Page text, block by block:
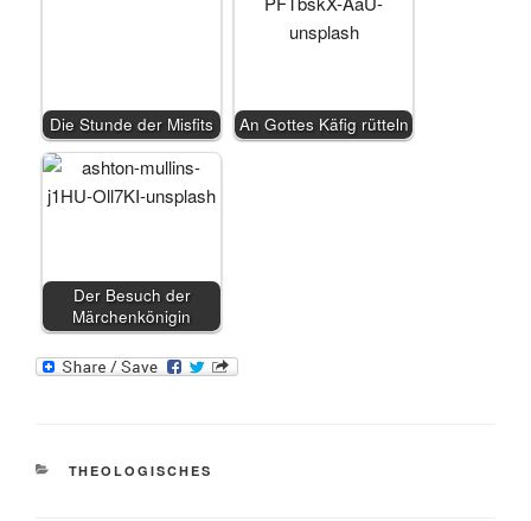
Die Stunde der Misfits An Gottes Käfig rütteln
Der Besuch der
Märchenkönigin
KATEGORIEN
THEOLOGISCHES